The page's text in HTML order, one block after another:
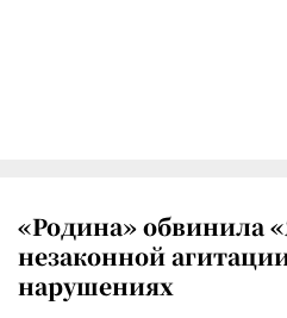
«Родина» обвинила
незаконной
нарушениях